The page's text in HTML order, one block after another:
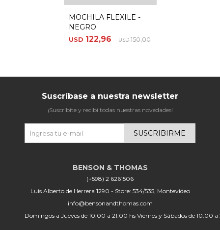
MOCHILA FLEXILE -
NEGRO
USD 122,96 USD 150,00
(+598) 2 6261506
Luis Alberto de Herrera 1290 - Store: 534/535, Montevideo
info@bensonandthomas.com
Domingos a Jueves de 10:00 a 21:00 hs Viernes y Sábados de 10:00
Suscríbase a nuestra newsletter
¡Suscribite y recibí todas nuestras novedades!
SUSCRIBIRME